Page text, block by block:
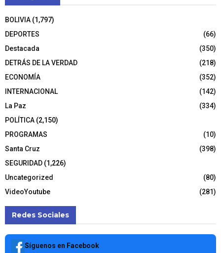
BOLIVIA (1,797)
DEPORTES
(66)
Destacada
(350)
DETRÁS DE LA VERDAD
(218)
ECONOMÍA
(352)
INTERNACIONAL
(142)
La Paz
(334)
POLÍTICA (2,150)
PROGRAMAS
(10)
Santa Cruz
(398)
SEGURIDAD (1,226)
Uncategorized
(80)
VideoYoutube
(281)
Redes Sociales
Síguenos en Facebook